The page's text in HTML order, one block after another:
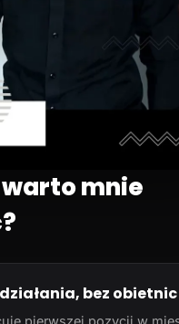
mnie
bez obietnic
pierwszej pozycji w